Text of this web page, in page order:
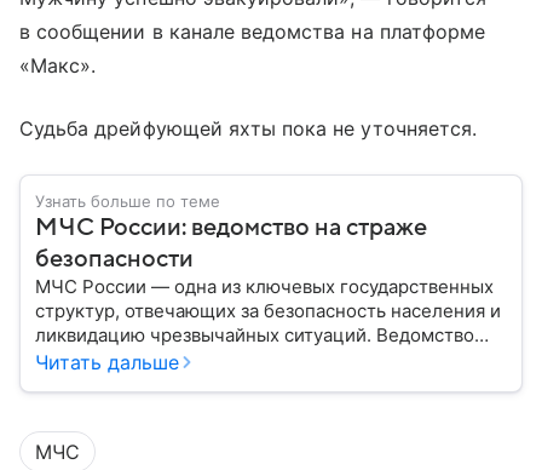
в сообщении в канале ведомства на платформе
«Макс».
Судьба дрейфующей яхты пока не уточняется.
Узнать больше по теме
МЧС России: ведомство на страже
безопасности
МЧС России — одна из ключевых государственных
структур, отвечающих за безопасность населения и
ликвидацию чрезвычайных ситуаций. Ведомство
играет важную роль в защите граждан от
представляет собой МЧС, как оно устроено, какие
задачи выполняет и какую роль играет в
Читать дальше
МЧС